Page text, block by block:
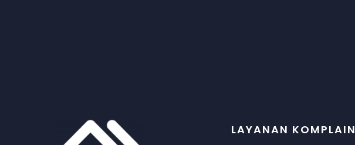
LAYANAN KOMPLAIN